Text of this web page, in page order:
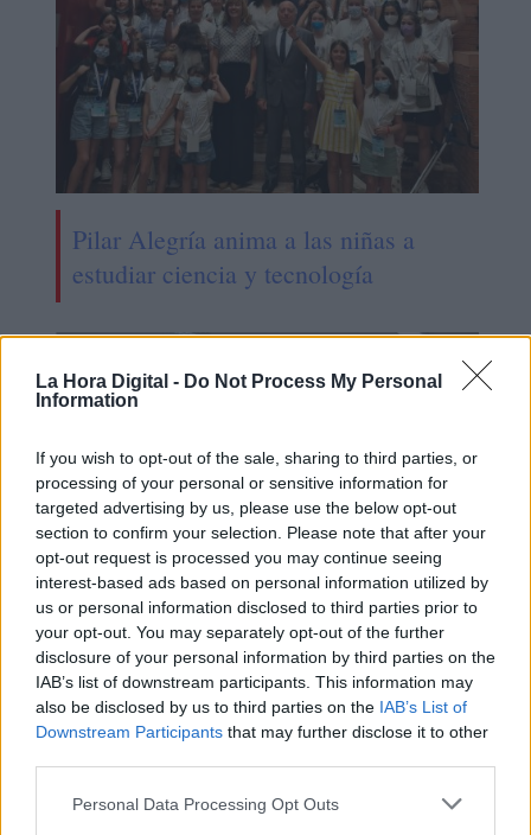
La Hora Digital - Do Not Process My Personal
Information
If you wish to opt-out of the sale, sharing to third parties, or
processing of your personal or sensitive information for
targeted advertising by us, please use the below opt-out
section to confirm your selection. Please note that after your
opt-out request is processed you may continue seeing
interest-based ads based on personal information utilized by
us or personal information disclosed to third parties prior to
your opt-out. You may separately opt-out of the further
disclosure of your personal information by third parties on the
IAB’s list of downstream participants. This information may
also be disclosed by us to third parties on the IAB’s List of
Downstream Participants that may further disclose it to other
Personal Data Processing Opt Outs
Pilar Alegría anima a las niñas a
estudiar ciencia y tecnología
Los estudiantes de La Rioja serán
los primeros en hacer la EBAU